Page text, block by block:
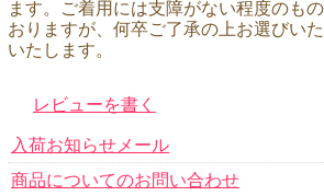
ます。ご着用には支障がない程度のも
おりますが、何卒ご了承の上お選びい
いたします。
レビューを書く
入荷お知らせメール
商品についてのお問い合わせ